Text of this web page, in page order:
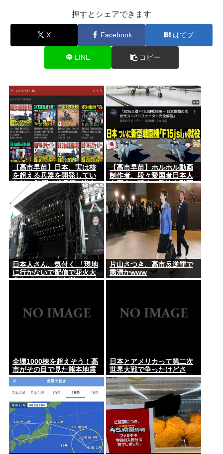
押すとシェアできます
X Facebook はてブ
LINE コピー
【高市早苗】日本、実は核
を超える兵器を開発してい
たり24時間で核兵器が作れ
たりする模様
【高市早苗】ホルホル動画
制作者、段々愛国者日本人
を完全に舐めて手抜き動画
を乱発し始める
日本人さん、気付く 「現地
に行かないで配信で花火大
会やフジロックを楽しめば
片山さつき、高市反逆罪で
粛清かwww
全壊1000棟を超えそう！高
市がその目で見た熊本地震
日本とアメリカって第二次
世界大戦で争ったけどさ